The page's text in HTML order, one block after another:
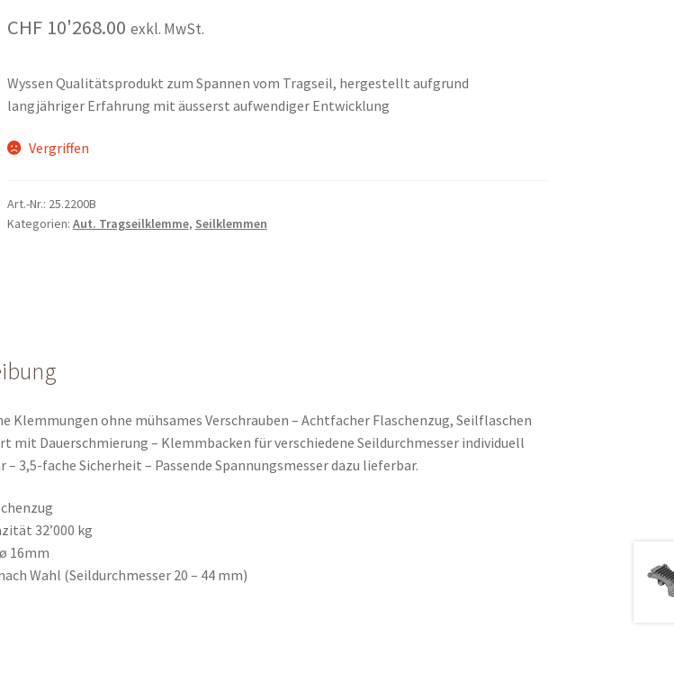
CHF10'268.00 exkl. MwSt.
Wyssen Qualitätsprodukt zum Spannen vom Tragseil, hergestellt aufgrund
langjähriger Erfahrung mit äusserst aufwendiger Entwicklung
Vergriffen
Art.-Nr.: 25.2200B
Kategorien: Aut. Tragseilklemme, Seilklemmen
Klemmungen ohne mühsames Verschrauben – Achtfacher Flaschenzug, Seilflaschen
mit Dauerschmierung – Klemmbacken für verschiedene Seildurchmesser individuell
– 3,5-fache Sicherheit – Passende Spannungsmesser dazu lieferbar.
32’000 kg
16mm
Wahl (Seildurchmesser 20 – 44 mm)